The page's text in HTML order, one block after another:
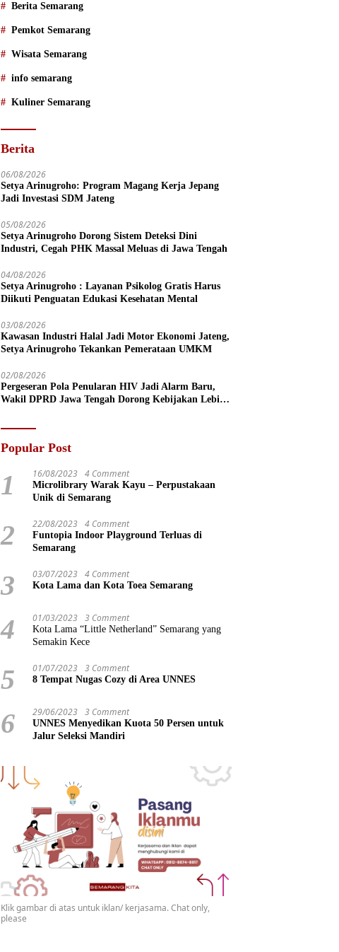
Berita Semarang
Pemkot Semarang
Wisata Semarang
info semarang
Kuliner Semarang
Berita
06/08/2026
Setya Arinugroho: Program Magang Kerja Jepang
Jadi Investasi SDM Jateng
05/08/2026
Setya Arinugroho Dorong Sistem Deteksi Dini
Industri, Cegah PHK Massal Meluas di Jawa Tengah
04/08/2026
Setya Arinugroho : Layanan Psikolog Gratis Harus
Diikuti Penguatan Edukasi Kesehatan Mental
03/08/2026
Kawasan Industri Halal Jadi Motor Ekonomi Jateng,
Setya Arinugroho Tekankan Pemerataan UMKM
02/08/2026
Pergeseran Pola Penularan HIV Jadi Alarm Baru,
Wakil DPRD Jawa Tengah Dorong Kebijakan Lebih
Popular Post
1 16/08/2023 4 Comment
Microlibrary Warak Kayu – Perpustakaan
Unik di Semarang
2 22/08/2023 4 Comment
Funtopia Indoor Playground Terluas di
Semarang
3 03/07/2023 4 Comment
Kota Lama dan Kota Toea Semarang
4 01/03/2023 3 Comment
Kota Lama “Little Netherland” Semarang yang
Semakin Kece
5 01/07/2023 3 Comment
8 Tempat Nugas Cozy di Area UNNES
6 29/06/2023 3 Comment
UNNES Menyedikan Kuota 50 Persen untuk
Jalur Seleksi Mandiri
Klik gambar di atas untuk iklan/ kerjasama. Chat only,
please